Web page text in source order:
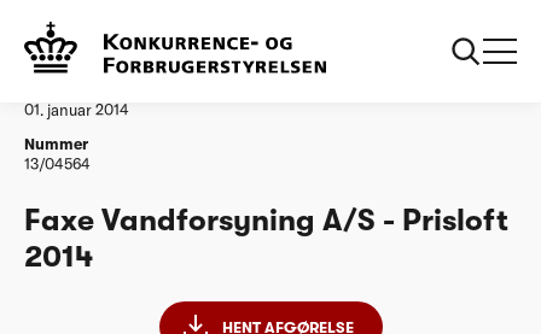
Vandtilsyn
01. januar 2014
Nummer
13/04564
Faxe Vandforsyning A/S - Prisloft
2014
HENT AFGØRELSE